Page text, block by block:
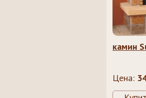
камин
Цена: